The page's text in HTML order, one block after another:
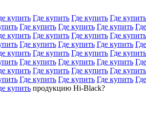
купить Где купить Где купить Где купить
Где купить Где купить Где купить
купить Где купить Где купить Где купить
Где купить Где купить Где купить
купить Где купить Где купить Где купить
Где купить Где купить Где купить
купить Где купить Где купить Где купить
Где купить Где купить Где купить
купить продукцию Hi-Black?